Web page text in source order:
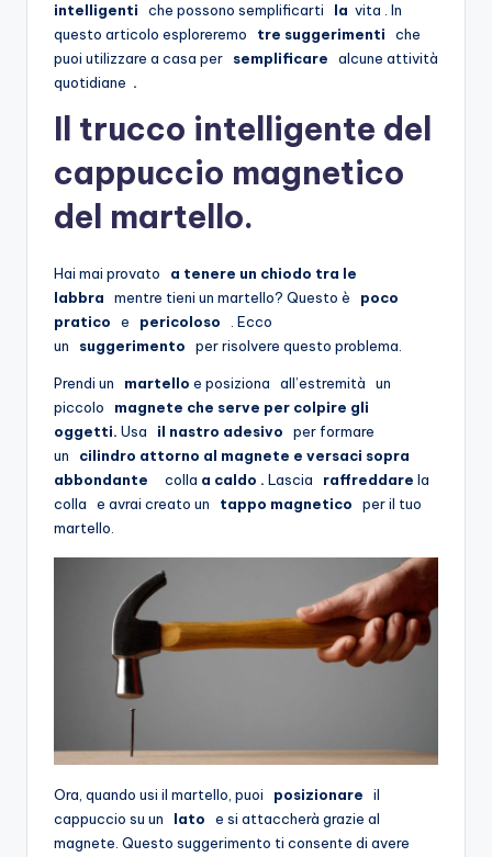
intelligenti che possono semplificarti la vita . In
questo articolo esploreremo tre suggerimenti che
puoi utilizzare a casa per semplificare alcune attività
quotidiane .
Il trucco intelligente del
cappuccio magnetico
del martello.
Hai mai provato a tenere un chiodo tra le
labbra mentre tieni un martello? Questo è poco
pratico e pericoloso . Ecco
un suggerimento per risolvere questo problema.
Prendi un martello e posiziona all’estremità un
piccolo magnete che serve per colpire gli
oggetti. Usa il nastro adesivo per formare
un cilindro attorno al magnete e versaci sopra
abbondante
colla a caldo . Lascia raffreddare la
colla e avrai creato un tappo magnetico per il tuo
martello.
Ora, quando usi il martello, puoi posizionare il
cappuccio su un lato e si attaccherà grazie al
magnete. Questo suggerimento ti consente di avere